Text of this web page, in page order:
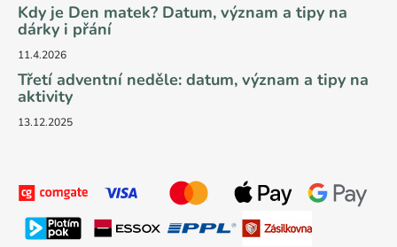
Kdy je Den matek? Datum, význam a tipy na
dárky i přání
11.4.2026
Třetí adventní neděle: datum, význam a tipy na
aktivity
13.12.2025